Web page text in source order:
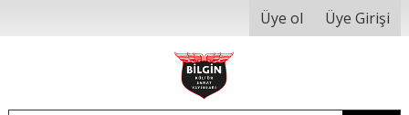
Üye ol Üye Girişi